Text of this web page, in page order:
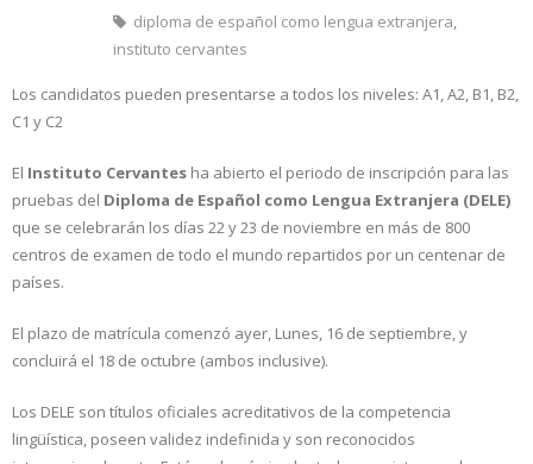
diploma de español como lengua extranjera,
instituto cervantes
Los candidatos pueden presentarse a todos los niveles: A1, A2, B1, B2,
C1 y C2
El Instituto Cervantes ha abierto el periodo de inscripción para las
pruebas del Diploma de Español como Lengua Extranjera (DELE)
que se celebrarán los días 22 y 23 de noviembre en más de 800
centros de examen de todo el mundo repartidos por un centenar de
países.
El plazo de matrícula comenzó ayer, Lunes, 16 de septiembre, y
concluirá el 18 de octubre (ambos inclusive).
Los DELE son títulos oficiales acreditativos de la competencia
lingüística, poseen validez indefinida y son reconocidos